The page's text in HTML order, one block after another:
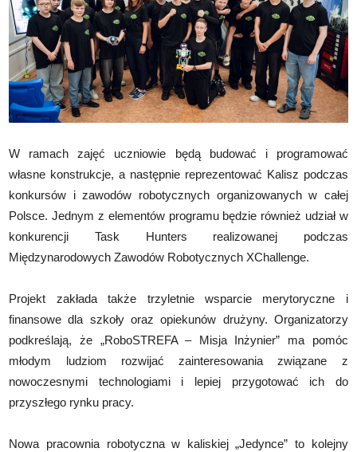
W ramach zajęć uczniowie będą budować i programować
własne konstrukcje, a następnie reprezentować Kalisz podczas
konkursów i zawodów robotycznych organizowanych w całej
Polsce. Jednym z elementów programu będzie również udział w
konkurencji Task Hunters realizowanej podczas
Międzynarodowych Zawodów Robotycznych XChallenge.
Projekt zakłada także trzyletnie wsparcie merytoryczne i
finansowe dla szkoły oraz opiekunów drużyny. Organizatorzy
podkreślają, że „RoboSTREFA – Misja Inżynier” ma pomóc
młodym ludziom rozwijać zainteresowania związane z
nowoczesnymi technologiami i lepiej przygotować ich do
przyszłego rynku pracy.
Nowa pracownia robotyczna w kaliskiej „Jedynce” to kolejny